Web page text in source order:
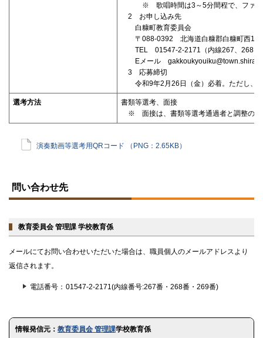
※ 歌唱時間は3～5分間程で、ファイル
2 お申し込み先
白糠町教育委員会
〒088-0392 北海道白糠郡白糠町西1条
TEL 01547-2-2171（内線267、268
Eメール
3 応募締切
令和9年2月26日（金）必着。ただし、採
選考方法
書類等選考、面接
※ 面接は、書類等選考通過者と調整の上
演奏動画等選考用QRコード （PNG：2.65KB）
ッ問い合わせ先
教育委員会 管理課 学校教育係
メールにてお問い合わせいただいた場合は、職員個人のメールアドレスより
返信されます。
電話番号 01547-2-2171(内線番号:267番・268番・269番)
ト
情報発信元： 教育委員会 管理課学校教育係